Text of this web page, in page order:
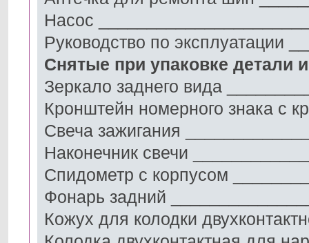
Насос
Руководство по эксплуатации
Снятые при упаковке детали
Зеркало заднего вида
Кронштейн номерного знака с
Свеча зажигания
Наконечник свечи
Спидометр с корпусом
Фонарь задний
Кожух для колодки